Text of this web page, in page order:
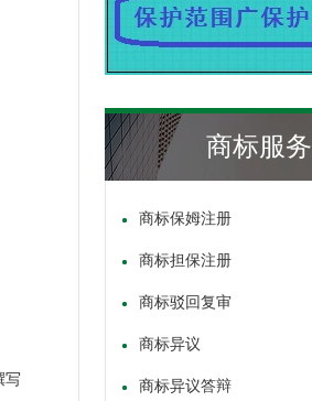
写
商标服务
商标保姆注册
商标担保注册
商标驳回复审
商标异议
商标异议答辩